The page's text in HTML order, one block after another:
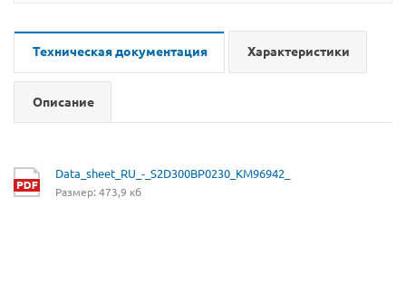
Техническая документация Характеристики
Описание
Data_sheet_RU_-_S2D300BP0230_KM96942_
Размер: 473,9 кб